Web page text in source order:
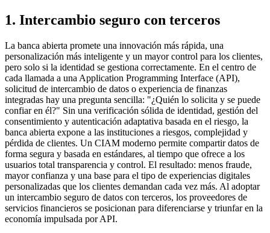
1. Intercambio seguro con terceros
La banca abierta promete una innovación más rápida, una
personalización más inteligente y un mayor control para los clientes,
pero solo si la identidad se gestiona correctamente. En el centro de
cada llamada a una Application Programming Interface (API),
solicitud de intercambio de datos o experiencia de finanzas
integradas hay una pregunta sencilla: "¿Quién lo solicita y se puede
confiar en él?" Sin una verificación sólida de identidad, gestión del
consentimiento y autenticación adaptativa basada en el riesgo, la
banca abierta expone a las instituciones a riesgos, complejidad y
pérdida de clientes. Un CIAM moderno permite compartir datos de
forma segura y basada en estándares, al tiempo que ofrece a los
usuarios total transparencia y control. El resultado: menos fraude,
mayor confianza y una base para el tipo de experiencias digitales
personalizadas que los clientes demandan cada vez más. Al adoptar
un intercambio seguro de datos con terceros, los proveedores de
servicios financieros se posicionan para diferenciarse y triunfar en la
economía impulsada por API.